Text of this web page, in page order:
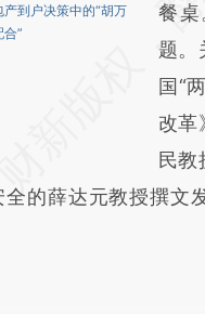
产到户决策中的“胡万
合”
而成
财新
比对
餐桌
题。
国“
改革
民教
的薛达元教授撰文